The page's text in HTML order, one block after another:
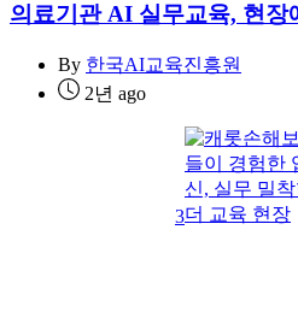
의료기관 AI 실무교육, 현장
By 한국AI교육진흥원
2년 ago
3